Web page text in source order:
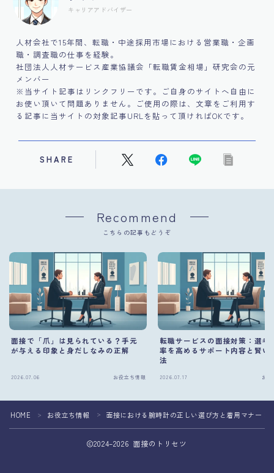
キャリアアドバイザー
人材会社で15年間、転職・中途採用市場における営業職・企画
職・調査職の仕事を経験。
社団法人人材サービス産業協議会「転職賃金相場」研究会の元
メンバー
※当サイト記事はリンクフリーです。ご自身のサイトへ自由に
お使い頂いて問題ありません。ご使用の際は、文章をご利用す
る記事に当サイトの対象記事URLを貼って頂ければOKです。
SHARE
Recommend
こちらの記事もどうぞ
面接で「爪」は見られている？手元
が与える印象と身だしなみの正解
2026.07.06 お役立ち情報
転職サービスの面接対策：選考
率を高めるサポート内容と賢い
法
2026.07.17 お
HOME ＞ お役立ち情報 ＞ 面接における腕時計の正しい選び方と着用マナー：
2024–2026 面接のトリセツ